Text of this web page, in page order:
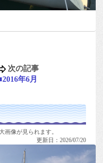
次の記事
年6月
画像が見られます。
更新日：2026/07/20